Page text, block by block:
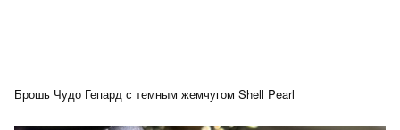
Брошь Чудо Гепард с темным жемчугом Shell Pearl